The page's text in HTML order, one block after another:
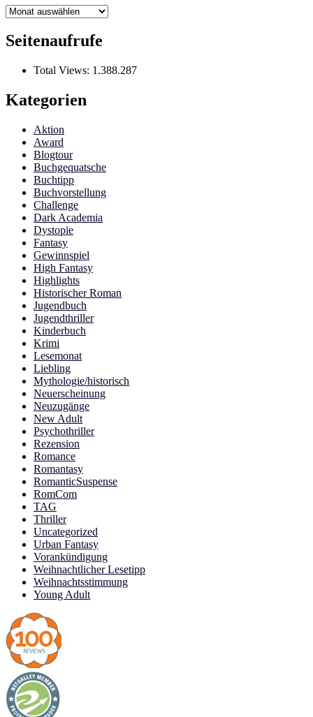
Archiv
Seitenaufrufe
Total Views: 1.388.287
Kategorien
Aktion
Award
Blogtour
Buchgequatsche
Buchtipp
Buchvorstellung
Challenge
Dark Academia
Dystopie
Fantasy
Gewinnspiel
High Fantasy
Highlights
Historischer Roman
Jugendbuch
Jugendthriller
Kinderbuch
Krimi
Lesemonat
Liebling
Mythologie/historisch
Neuerscheinung
Neuzugänge
New Adult
Psychothriller
Rezension
Romance
Romantasy
RomanticSuspense
RomCom
TAG
Thriller
Uncategorized
Urban Fantasy
Vorankündigung
Weihnachtlicher Lesetipp
Weihnachtsstimmung
Young Adult